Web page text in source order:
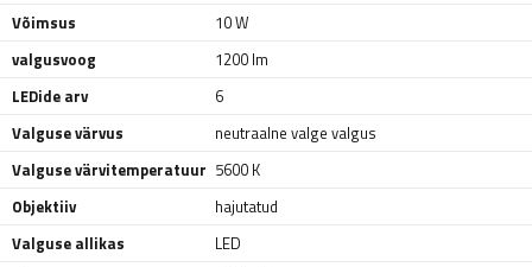
Võimsus
10 W
valgusvoog
1200 lm
LEDide arv
6
Valguse värvus
neutraalne valge valgus
Valguse värvitemperatuur 5600 K
Objektiiv
hajutatud
Valguse allikas
LED